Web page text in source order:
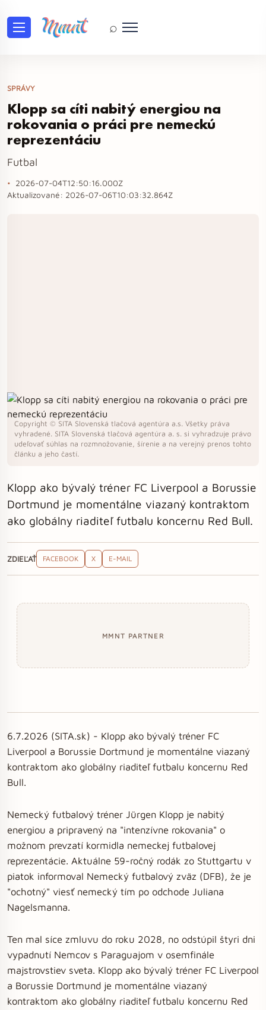
⌕
SPRÁVY
Klopp sa cíti nabitý energiou na
rokovania o práci pre nemeckú
reprezentáciu
Futbal
2026-07-04T12:50:16.000Z
Aktualizované: 2026-07-06T10:03:32.864Z
Copyright © SITA Slovenská tlačová agentúra a.s. Všetky práva
vyhradené. SITA Slovenská tlačová agentúra a. s. si vyhradzuje právo
udeľovať súhlas na rozmnožovanie, šírenie a na verejný prenos tohto
článku a jeho častí.
Klopp ako bývalý tréner FC Liverpool a Borussie
Dortmund je momentálne viazaný kontraktom
ako globálny riaditeľ futbalu koncernu Red Bull.
ZDIEĽAŤ FACEBOOK X E-MAIL
MMNT PARTNER
6.7.2026 (SITA.sk) - Klopp ako bývalý tréner FC
Liverpool a Borussie Dortmund je momentálne viazaný
kontraktom ako globálny riaditeľ futbalu koncernu Red
Bull.
Nemecký futbalový tréner Jürgen Klopp je nabitý
energiou a pripravený na "intenzívne rokovania" o
možnom prevzatí kormidla nemeckej futbalovej
reprezentácie. Aktuálne 59-ročný rodák zo Stuttgartu v
piatok informoval Nemecký futbalový zväz (DFB), že je
"ochotný" viesť nemecký tím po odchode Juliana
Nagelsmanna.
Ten mal síce zmluvu do roku 2028, no odstúpil štyri dni
vypadnutí Nemcov s Paraguajom v osemfinále
majstrovstiev sveta. Klopp ako bývalý tréner FC Liverpool
a Borussie Dortmund je momentálne viazaný
kontraktom ako globálny riaditeľ futbalu koncernu Red